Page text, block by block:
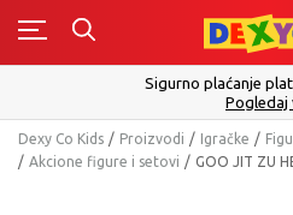
Sigurno plaćanje
Pogledaj
Dexy Co Kids Proizvodi Igračke
Akcione figure i setovi
GOO JIT ZU